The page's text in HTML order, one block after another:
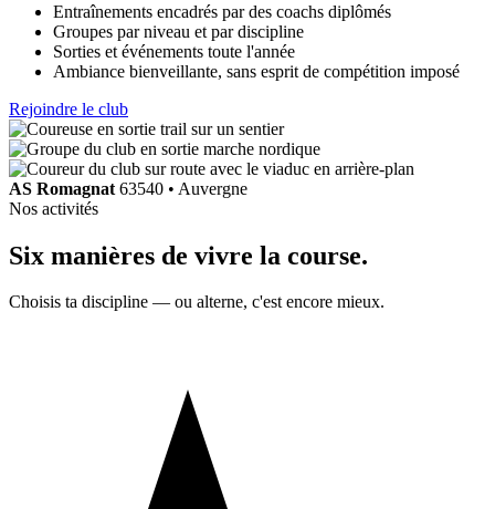
Entraînements encadrés par des coachs diplômés
Groupes par niveau et par discipline
Sorties et événements toute l'année
Ambiance bienveillante, sans esprit de compétition imposé
Rejoindre le club
AS Romagnat 63540 • Auvergne
Nos activités
Six manières de vivre la course.
Choisis ta discipline — ou alterne, c'est encore mieux.